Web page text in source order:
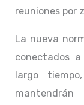
reuniones por
La nueva
conectados
largo